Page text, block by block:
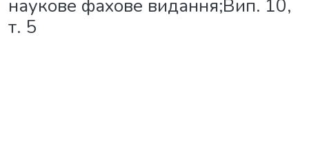
наукове фахове видання;Вип. 10,
т. 5